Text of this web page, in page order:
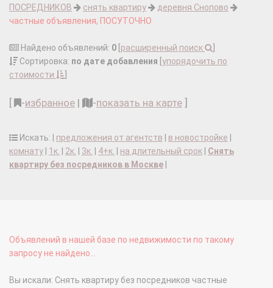
ПОСРЕДНИКОВ
снять квартиру
деревня Снопово
частные объявления, ПОСУТОЧНО
Найдено объявлений: 0 расширенный поиск
Сортировка: по дате добавления упорядочить по
стоимости
-избранное | -показать на карте
Искать: | предложения от агентств в новостройке
комнату
1к. 2к. 3к. 4+к. на длительный срок
Снять
квартиру без посредников в Москве
Объявлений в нашей базе по недвижимости по такому
запросу не найдено...
Вы искали: Снять квартиру без посредников частные